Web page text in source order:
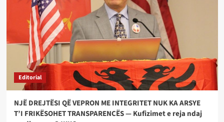
Editorial
NJË DREJTËSI QË VEPRON ME INTEGRITET NUK KA ARSYE
T’I FRIKËSOHET TRANSPARENCËS — Kufizimet e reja ndaj